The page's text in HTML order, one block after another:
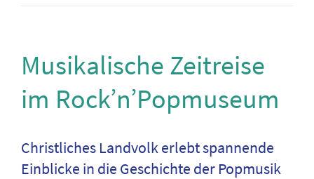
Musikalische Zeitreise
im Rock’n’Popmuseum
Christliches Landvolk erlebt spannende
Einblicke in die Geschichte der Popmusik